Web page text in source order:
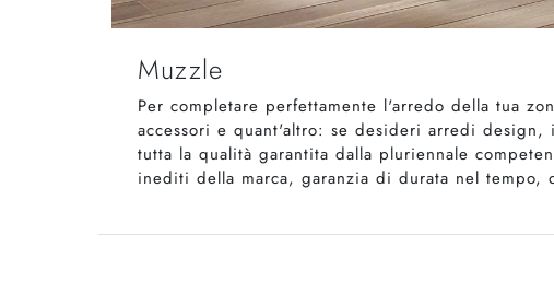
Muzzle
Per completare perfettamente l'arredo della tua
accessori e quant'altro: se desideri arredi
tutta la qualità garantita dalla pluriennale
inediti della marca, garanzia di durata nel tempo,